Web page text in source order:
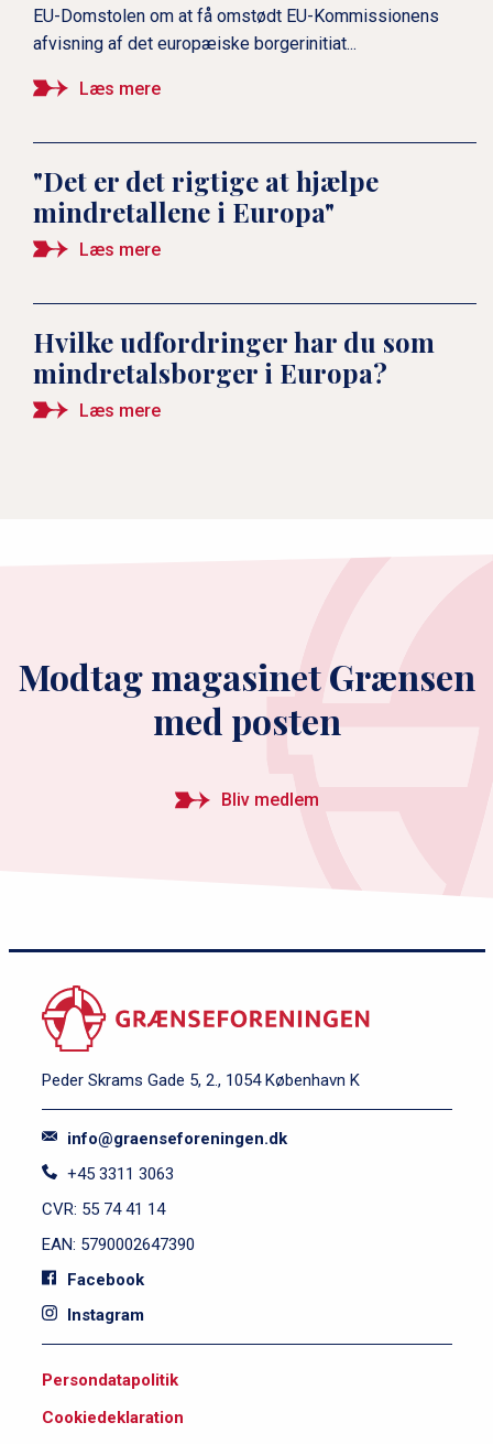
EU-Domstolen om at få omstødt EU-Kommissionens
afvisning af det europæiske borgerinitiat...
Læs mere
"Det er det rigtige at hjælpe
mindretallene i Europa"
Læs mere
Hvilke udfordringer har du som
mindretalsborger i Europa?
Læs mere
Modtag magasinet Grænsen
med posten
Bliv medlem
Peder Skrams Gade 5, 2., 1054 København K
info@graenseforeningen.dk
+45 3311 3063
CVR: 55 74 41 14
EAN: 5790002647390
Facebook
Instagram
i
d
Persondatapolitik
Cookiedeklaration